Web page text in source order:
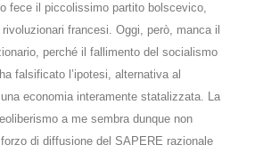
fece il piccolissimo partito bolscevico,
francesi. Oggi, però, manca il
perché il fallimento del socialismo
falsificato l’ipotesi, alternativa al
economia interamente statalizzata. La
a me sembra dunque non
di diffusione del SAPERE razionale